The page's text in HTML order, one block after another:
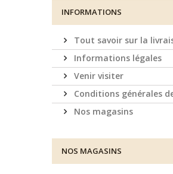
INFORMATIONS
Tout savoir sur la
Informations légales
Venir visiter
Conditions générales
Nos magasins
NOS MAGASINS